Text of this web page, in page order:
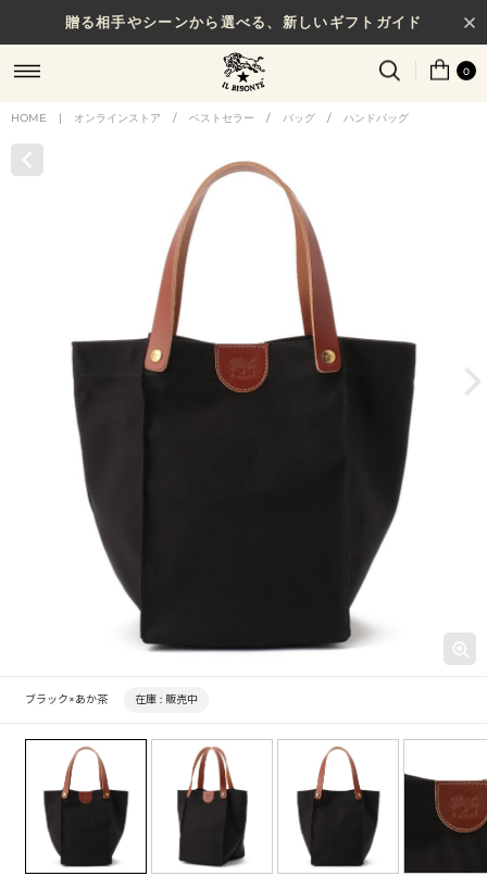
贈る相手やシーンから選べる、新しいギフトガイド
0
HOME | オンラインストア / ベストセラー / バッグ / ハンドバッグ
ブラック×あか茶 在庫 : 販売中